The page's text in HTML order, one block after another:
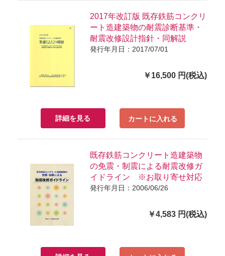
2017年改訂版 既存鉄筋コンクリ
ート造建築物の耐震診断基準・
耐震改修設計指針・同解説
発行年月日：2017/07/01
￥16,500 円(税込)
詳細を見る カートに入れる
既存鉄筋コンクリート造建築物
の免震・制震による耐震改修ガ
イドライン ※お取り寄せ対応
発行年月日：2006/06/26
￥4,583 円(税込)